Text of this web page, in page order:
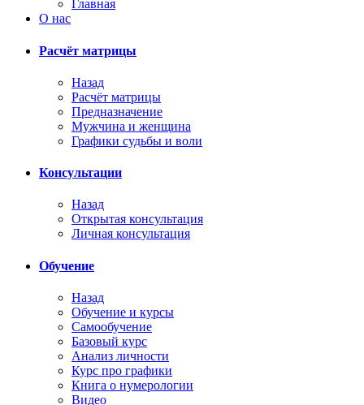
Главная
О нас
Расчёт матрицы
Назад
Расчёт матрицы
Предназначение
Мужчина и женщина
Графики судьбы и воли
Консультации
Назад
Открытая консультация
Личная консультация
Обучение
Назад
Обучение и курсы
Самообучение
Базовый курс
Анализ личности
Курс про графики
Книга о нумерологии
Видео